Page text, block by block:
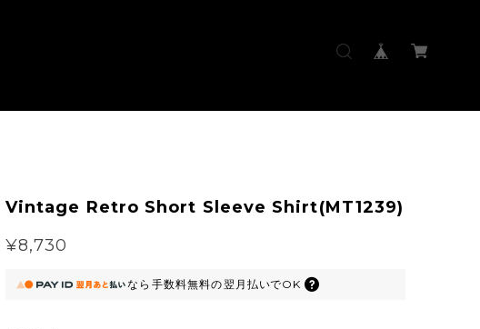
Vintage Retro Short Sleeve Shirt(MT1239)
¥8,730
なら 手数料無料の翌月払いでOK